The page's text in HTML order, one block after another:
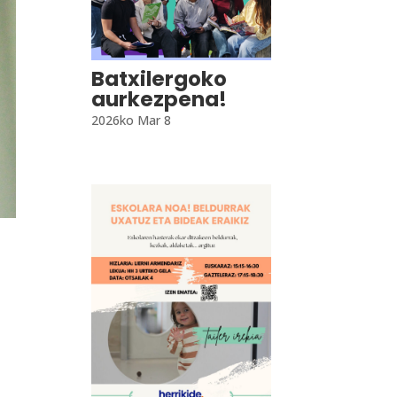
Batxilergoko
aurkezpena!
2026ko Mar 8